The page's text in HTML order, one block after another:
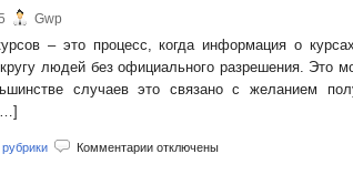
Gwp
– это процесс, когда информация о
людей без официального разрешения. Это
случаев это связано с желанием
рубрики Комментарии отключены